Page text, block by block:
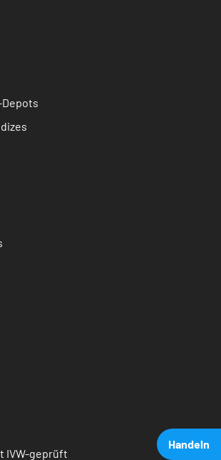
Handeln
IVW-geprüft